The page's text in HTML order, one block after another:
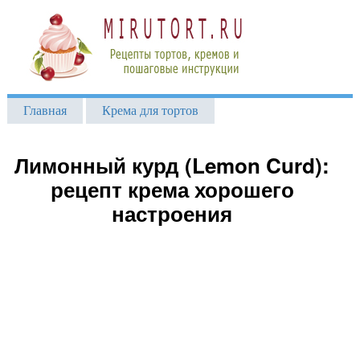
Главная Крема для тортов
Лимонный курд (Lemon Curd):
рецепт крема хорошего
настроения